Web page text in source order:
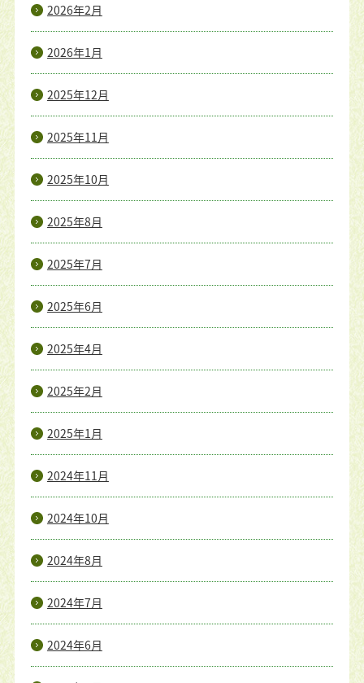
2026年2月
2026年1月
2025年12月
2025年11月
2025年10月
2025年8月
2025年7月
2025年6月
2025年4月
2025年2月
2025年1月
2024年11月
2024年10月
2024年8月
2024年7月
2024年6月